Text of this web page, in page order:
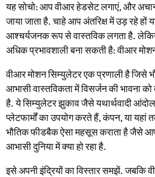
यह सोचो: आप वीआर हेडसेट लगाएं, और
जाया जाता है. चाहे आप अंतरिक्ष में उड़ रहे हों
आश्चर्यजनक रूप से वास्तविक लगता है.
अधिक प्रभावशाली बना सकती है: वीआर
वीआर मोशन सिम्युलेटर एक प्रणाली है जिसे
आभासी वास्तविकता में विसर्जन की भावना
है. ये सिम्युलेटर झुकाव जैसे यथार्थवादी
प्लेटफार्मों का उपयोग करते हैं, कंपन, या यहां
भौतिक फीडबैक ऐसा महसूस कराता है जैसे
आभासी दुनिया में क्या हो रहा है.
इसे अपनी इंद्रियों का विस्तार समझें.